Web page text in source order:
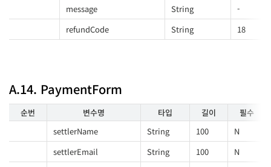
message String
-
refundCode
String 18
A.14. PaymentForm
순번 변수명 타입 길이
필수
settlerName
String 100
N
settlerEmail
String 100 N